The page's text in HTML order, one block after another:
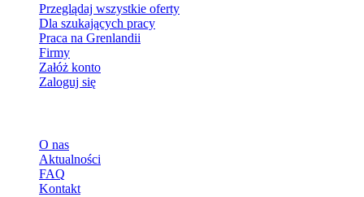
Przeglądaj wszystkie oferty
Dla szukających pracy
Praca na Grenlandii
Firmy
Załóż konto
Zaloguj się
O nas
Aktualności
FAQ
Kontakt